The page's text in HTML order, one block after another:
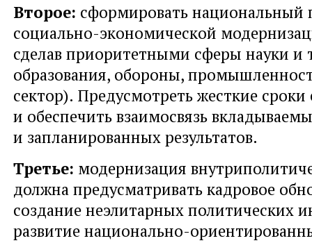
Второе: сформировать национальный
социально-экономической
сделав приоритетными сферы науки и
образования, обороны,
сектор). Предусмотреть жесткие сроки
и обеспечить взаимосвязь
и запланированных результатов.
Третье: модернизация
должна предусматривать кадровое
создание неэлитарных политических
развитие национально-